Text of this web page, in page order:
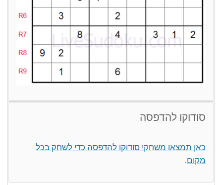
סודוקו להדפסה
כאן תמצאו משחקי סודוקו להדפסה כדי לשחק בכל
מקום.